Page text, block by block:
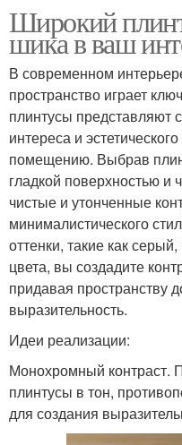
Широкий
шика в ваш
В современном
пространство играет
плинтусы представляют
интереса и
помещению. Выбрав
гладкой поверхностью
чистые и утонченные
минималистического
оттенки, такие как
цвета, вы создадите
придавая пространству
выразительность.
Идеи реализации:
Монохромный контраст.
плинтусы в тон,
для создания